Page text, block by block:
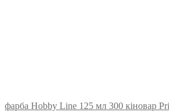
фарба Hobby Line 125 мл 300 кіновар